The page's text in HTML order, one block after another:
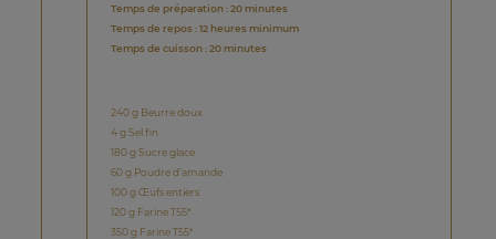
Temps de préparation : 20 minutes
Temps de repos : 12 heures minimum
Temps de cuisson : 20 minutes
240 g Beurre doux
4 g Sel fin
180 g Sucre glace
60 g Poudre d’amande
100 g Œufs entiers
120 g Farine T55*
350 g Farine T55*